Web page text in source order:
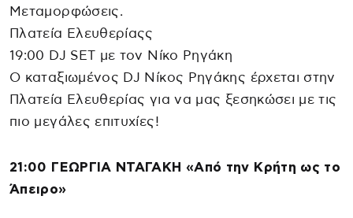
Μεταμορφώσεις.
Πλατεία Ελευθερίαςς
19:00 DJ SET με τον Νίκο Ρηγάκη
Ο καταξιωμένος DJ Νίκος Ρηγάκης έρχεται στην
Πλατεία Ελευθερίας για να μας ξεσηκώσει με τις
πιο μεγάλες επιτυχίες!
21:00 ΓΕΩΡΓΙΑ ΝΤΑΓΑΚH «Από την Κρήτη ως το
Άπειρο»